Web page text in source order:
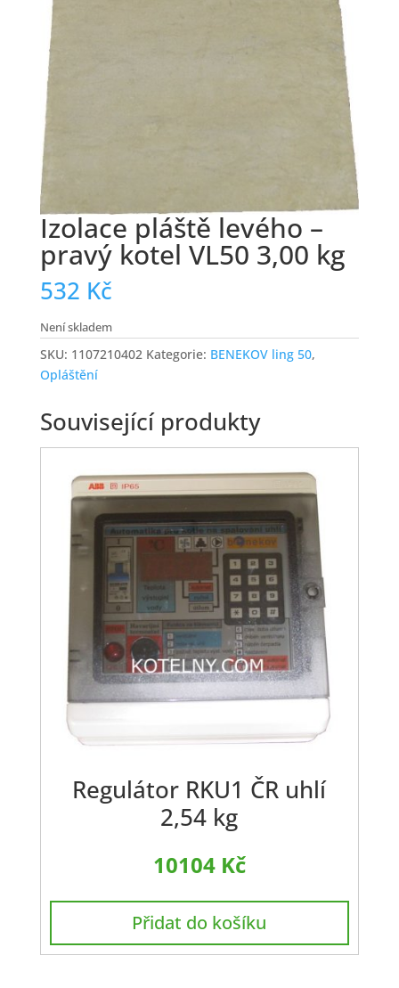
Izolace pláště levého –
pravý kotel VL50 3,00 kg
532 Kč
Není skladem
SKU: 1107210402 Kategorie: BENEKOV ling 50,
Opláštění
Související produkty
Regulátor RKU1 ČR uhlí
2,54 kg
10104 Kč
Přidat do košíku